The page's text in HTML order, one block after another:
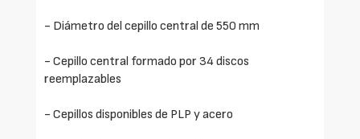
- Diámetro del cepillo central de 550 mm
- Cepillo central formado por 34 discos
reemplazables
- Cepillos disponibles de PLP y acero